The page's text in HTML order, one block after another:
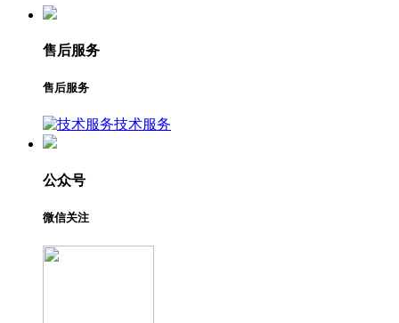
售后服务
售后服务
技术服务
公众号
微信关注